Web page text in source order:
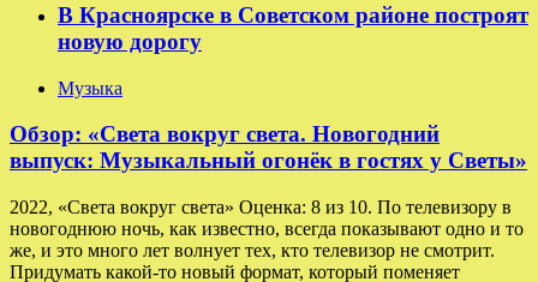
В Красноярске в Советском районе построят
новую дорогу
Музыка
Обзор: «Света вокруг света. Новогодний
выпуск: Музыкальный огонёк в гостях у Светы»
2022, «Света вокруг света» Оценка: 8 из 10. По телевизору в
новогоднюю ночь, как известно, всегда показывают одно и то
же, и это много лет волнует тех, кто телевизор не смотрит.
Придумать какой-то новый формат, который поменяет